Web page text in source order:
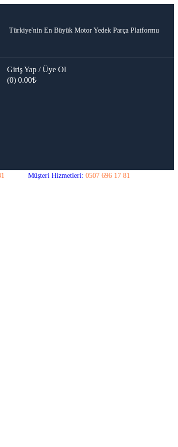
Türkiye'nin En Büyük Motor Yedek Parça Platformu
Giriş Yap / Üye Ol
(0) 0.00₺
Müşteri Hizmetleri: 0507 696 17 81